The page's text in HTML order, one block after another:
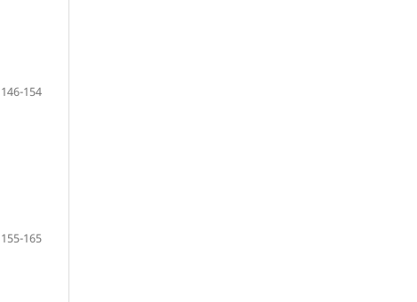
146-154
155-165